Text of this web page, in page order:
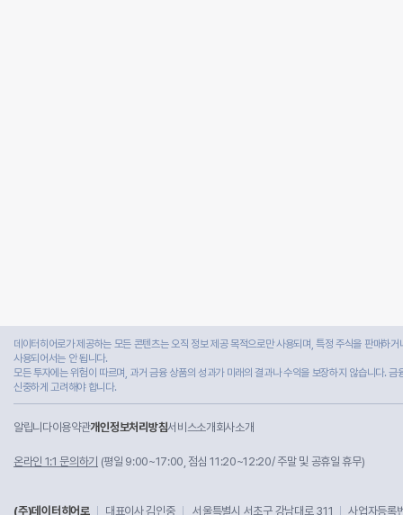
데이터히어로가 제공하는 모든 콘텐츠는 오직 정보 제공 목적으로만 사용되며, 특정 주식을 판매하
사용되어서는 안 됩니다.
모든 투자에는 위험이 따르며, 과거 금융 상품의 성과가 미래의 결과나 수익을 보장하지 않습니다.
신중하게 고려해야 합니다.
알립니다이용약관개인정보처리방침서비스소개 회사소개
온라인 1:1 문의하기 (평일 9:00~17:00, 점심 11:20~12:20/ 주말 및 공휴일 휴무)
(주)데이터히어로 대표이사 김인중 서울특별시 서초구 강남대로 311
사업자등